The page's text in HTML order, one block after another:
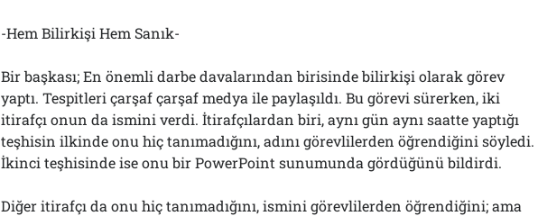
-Hem Bilirkişi Hem Sanık-
Bir başkası; En önemli darbe davalarından birisinde bilirkişi olarak görev
yaptı. Tespitleri çarşaf çarşaf medya ile paylaşıldı. Bu görevi sürerken, iki
itirafçı onun da ismini verdi. İtirafçılardan biri, aynı gün aynı saatte yaptığı
teşhisin ilkinde onu hiç tanımadığını, adını görevlilerden öğrendiğini söyledi.
İkinci teşhisinde ise onu bir PowerPoint sunumunda gördüğünü bildirdi.
Diğer itirafçı da onu hiç tanımadığını, ismini görevlilerden öğrendiğini; ama